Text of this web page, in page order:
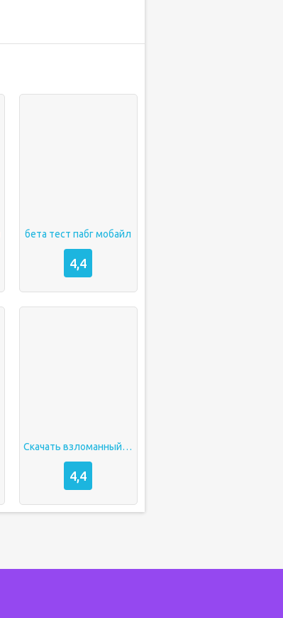
бета тест пабг мобайл
4,4
Скачать взломанный пабг
4,4